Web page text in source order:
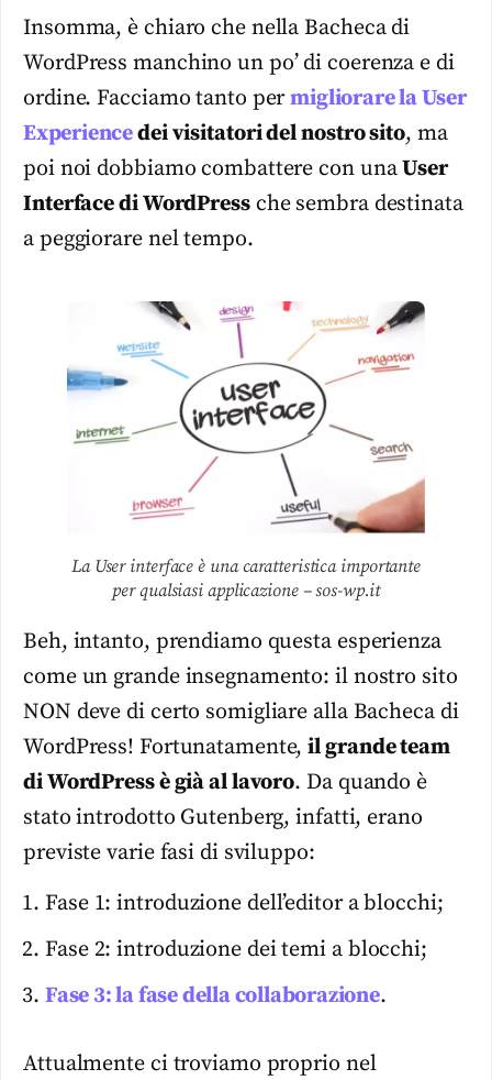
Insomma, è chiaro che nella Bacheca di
WordPress manchino un po’ di coerenza e di
ordine. Facciamo tanto permigliorare la User
Experiencedei visitatori del nostro sito, ma
poi noi dobbiamo combattere con unaUser
Interface di WordPressche sembra destinata
a peggiorare nel tempo.
La User interface è una caratteristica importante
per qualsiasi applicazione – sos-wp.it
Beh, intanto, prendiamo questa esperienza
come un grande insegnamento: il nostro sito
NON deve di certo somigliare alla Bacheca di
WordPress! Fortunatamente,il grande team
di WordPress è già al lavoro. Da quando è
stato introdotto Gutenberg, infatti, erano
previste varie fasi di sviluppo:
Fase 1: introduzione dell’editor a blocchi;
Fase 2: introduzione dei temi a blocchi;
Fase 3: la fase della collaborazione.
Attualmente ci troviamo proprio nel